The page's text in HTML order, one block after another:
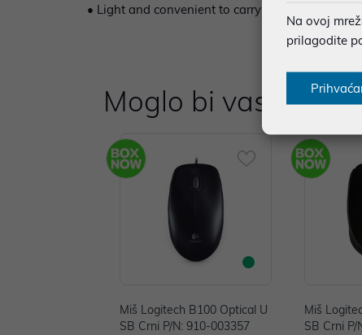
• Light and convenient to carry: It weighs only
Moglo bi vas
Miš Logitech B100 Optical U
SB Crni P/N: 910-003357
Miš
SB Crni
Na ovoj
prilagodite